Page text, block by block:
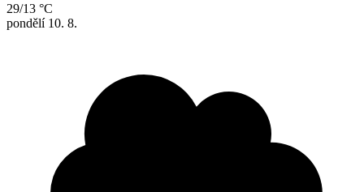
29/13 °C
pondělí 10. 8.